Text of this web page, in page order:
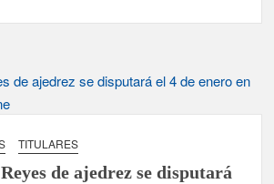
TITULARES
de ajedrez se disputará